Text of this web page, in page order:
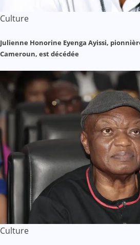
Culture
Julienne Honorine Eyenga Ayissi,
Cameroun, est décédée
Culture